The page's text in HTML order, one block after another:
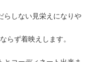
らしない見栄えになりや
らず着映えします。